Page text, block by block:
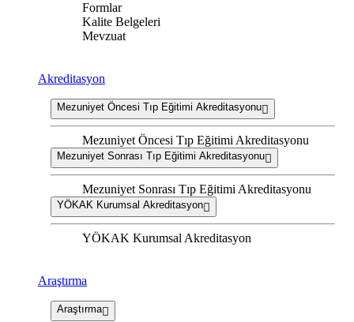
Formlar
Kalite Belgeleri
Mevzuat
Akreditasyon
Mezuniyet Öncesi Tıp Eğitimi Akreditasyonu
Mezuniyet Öncesi Tıp Eğitimi Akreditasyonu
Mezuniyet Sonrası Tıp Eğitimi Akreditasyonu
Mezuniyet Sonrası Tıp Eğitimi Akreditasyonu
YÖKAK Kurumsal Akreditasyon
YÖKAK Kurumsal Akreditasyon
Araştırma
Araştırma